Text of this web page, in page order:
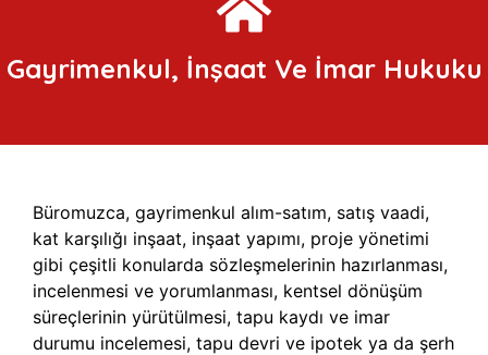
Gayrimenkul, İnşaat Ve İmar Hukuku
Büromuzca, gayrimenkul alım-satım, satış vaadi,
kat karşılığı inşaat, inşaat yapımı, proje yönetimi
gibi çeşitli konularda sözleşmelerinin hazırlanması,
incelenmesi ve yorumlanması, kentsel dönüşüm
süreçlerinin yürütülmesi, tapu kaydı ve imar
durumu incelemesi, tapu devri ve ipotek ya da şerh